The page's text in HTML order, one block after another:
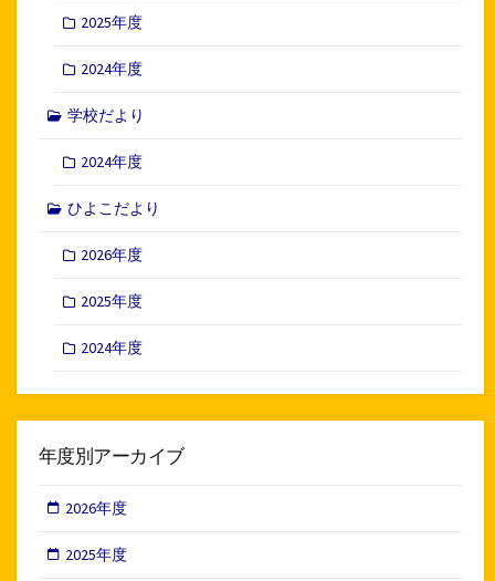
2025年度
2024年度
学校だより
2024年度
ひよこだより
2026年度
2025年度
2024年度
年度別アーカイブ
2026年度
2025年度